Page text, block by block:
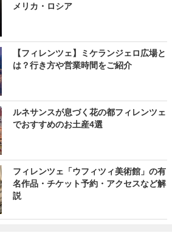
メリカ・ロシア
【フィレンツェ】ミケランジェロ広場と
は？行き方や営業時間をご紹介
ルネサンスが息づく花の都フィレンツェ
でおすすめのお土産4選
フィレンツェ「ウフィツィ美術館」の有
名作品・チケット予約・アクセスなど解
説